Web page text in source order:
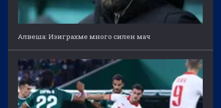
Алвеша: Изиграхме много силен мач